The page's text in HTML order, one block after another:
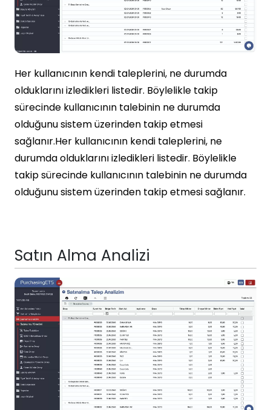
Her kullanıcının kendi taleplerini, ne durumda
olduklarını izledikleri listedir. Böylelikle takip
sürecinde kullanıcının talebinin ne durumda
olduğunu sistem üzerinden takip etmesi
sağlanır.Her kullanıcının kendi taleplerini, ne
durumda olduklarını izledikleri listedir. Böylelikle
takip sürecinde kullanıcının talebinin ne durumda
olduğunu sistem üzerinden takip etmesi sağlanır.
Satın Alma Analizi